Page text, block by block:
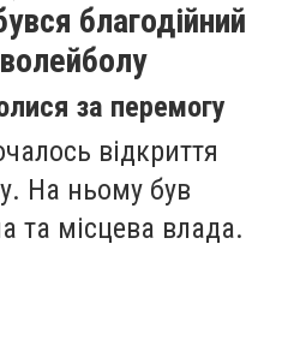
благодійний
за перемогу
відкриття
На ньому був
та місцева влада.